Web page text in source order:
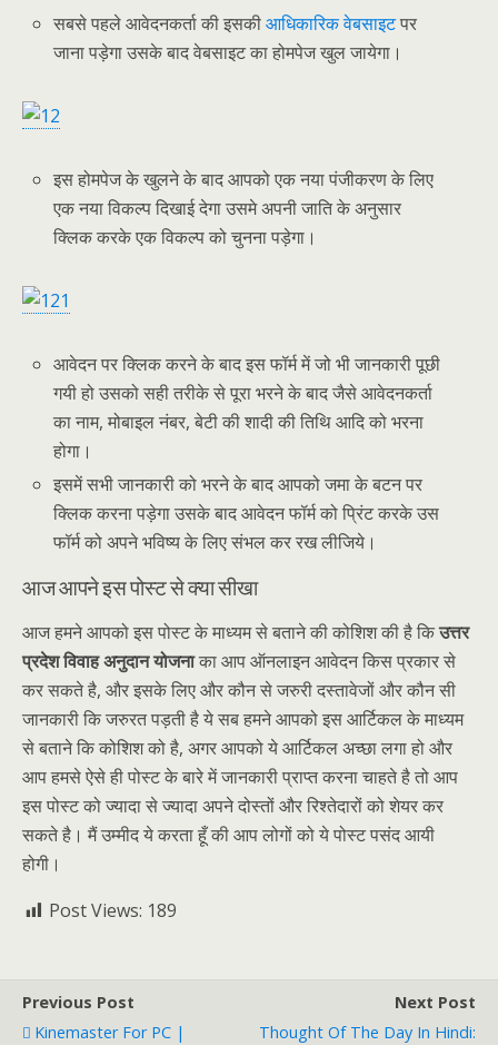
सबसे पहले आवेदनकर्ता की इसकीआधिकारिक वेबसाइटपर
जाना पड़ेगा उसके बाद वेबसाइट का होमपेज खुल जायेगा।
इस होमपेज के खुलने के बाद आपको एक नया पंजीकरण के लिए
एक नया विकल्प दिखाई देगा उसमे अपनी जाति के अनुसार
क्लिक करके एक विकल्प को चुनना पड़ेगा।
आवेदन पर क्लिक करने के बाद इस फॉर्म में जो भी जानकारी पूछी
गयी हो उसको सही तरीके से पूरा भरने के बाद जैसे आवेदनकर्ता
का नाम, मोबाइल नंबर, बेटी की शादी की तिथि आदि को भरना
होगा।
इसमें सभी जानकारी को भरने के बाद आपको जमा के बटन पर
क्लिक करना पड़ेगा उसके बाद आवेदन फॉर्म को प्रिंट करके उस
फॉर्म को अपने भविष्य के लिए संभल कर रख लीजिये।
आज आपने इस पोस्ट से क्या सीखा
आज हमने आपको इस पोस्ट के माध्यम से बताने की कोशिश की है किउत्तर
प्रदेश विवाह अनुदान योजनाका आप ऑनलाइन आवेदन किस प्रकार से
कर सकते है, और इसके लिए और कौन से जरुरी दस्तावेजों और कौन सी
जानकारी कि जरुरत पड़ती है ये सब हमने आपको इस आर्टिकल के माध्यम
से बताने कि कोशिश को है, अगर आपको ये आर्टिकल अच्छा लगा हो और
आप हमसे ऐसे ही पोस्ट के बारे में जानकारी प्राप्त करना चाहते है तो आप
इस पोस्ट को ज्यादा से ज्यादा अपने दोस्तों औररिश्तेदारोंको शेयर कर
सकते है। मैं उम्मीद ये करता हूँ की आप लोगों को ये पोस्ट पसंद आयी
होगी।
Post Views: 189
Previous Post
Kinemaster For PC |
Next Post
Thought Of The Day In Hindi: